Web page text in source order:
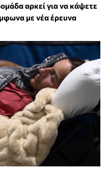
αρκεί για να κάψετε
με νέα έρευνα